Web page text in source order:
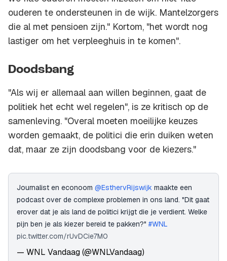
ouderen te ondersteunen in de wijk. Mantelzorgers
die al met pensioen zijn." Kortom, "het wordt nog
lastiger om het verpleeghuis in te komen".
Doodsbang
"Als wij er allemaal aan willen beginnen, gaat de
politiek het echt wel regelen", is ze kritisch op de
samenleving. "Overal moeten moeilijke keuzes
worden gemaakt, de politici die erin duiken weten
dat, maar ze zijn doodsbang voor de kiezers."
Journalist en econoom @EsthervRijswijk maakte een
podcast over de complexe problemen in ons land. "Dit gaat
erover dat je als land de politici krijgt die je verdient. Welke
pijn ben je als kiezer bereid te pakken?" #WNL
pic.twitter.com/rUvDCie7M0
— WNL Vandaag (@WNLVandaag)